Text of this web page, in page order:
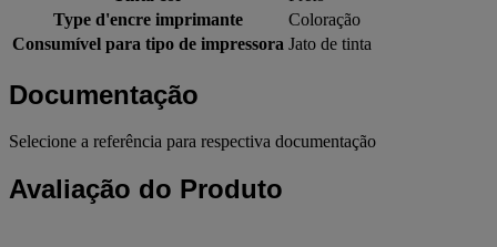
Type d'encre imprimante
Coloração
Consumível para tipo de impressora Jato de tinta
Documentação
Selecione a referência para respectiva documentação
Avaliação do Produto